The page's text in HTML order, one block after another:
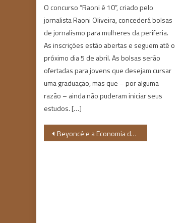
O concurso “Raoni é 10”, criado pelo
jornalista Raoni Oliveira, concederá bolsas
de jornalismo para mulheres da periferia.
As inscrições estão abertas e seguem até o
próximo dia 5 de abril. As bolsas serão
ofertadas para jovens que desejam cursar
uma graduação, mas que – por alguma
razão – ainda não puderam iniciar seus
estudos. […]
Navegação
Beyoncé e a Economia do Brasil